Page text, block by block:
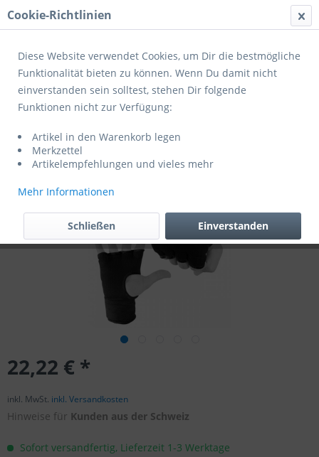
Menü
Übersicht Boxen
Inner Glove schwarz/weiß
22,22 € *
inkl. MwSt. inkl. Versandkosten
Hinweise für Kunden aus der Schweiz
Sofort versandfertig, Lieferzeit 1-3 Werktage
Cookie-Richtlinien
Diese Website verwendet Cookies, um Dir die bestmögliche
Funktionalität bieten zu können. Wenn Du damit nicht
einverstanden sein solltest, stehen Dir folgende
Funktionen nicht zur Verfügung:
Artikel in den Warenkorb legen
Merkzettel
Artikelempfehlungen und vieles mehr
Mehr Informationen
Einverstanden
Schließen